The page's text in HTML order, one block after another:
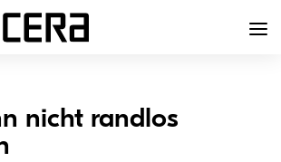
nicht rand­los